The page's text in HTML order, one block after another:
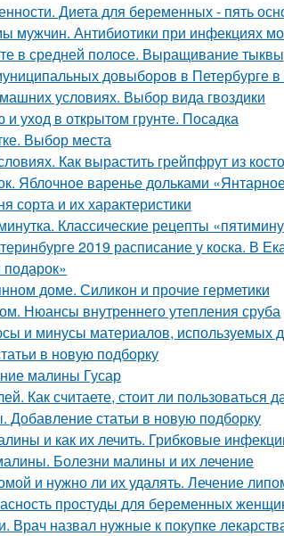
Диета для беременных - пять
мужчин. Антибиотики при инфекциях
в средней полосе. Выращивание тыквы
довыборов в Петербурге в
условиях. Выбор вида гвоздики
и уход в открытом грунте. Посадка
Выбор места
Как вырастить грейпфрут из
Яблочное варенье дольками
сорта и их характеристики
Классические рецепты
2019 расписание у коска. В
доме. Силикон и прочие герметики
Нюансы внутреннего утепления сруба
и минусы материалов, используемых
в новую подборку
малины Гусар
Как считаете, стоит ли пользоваться
статьи в новую подборку
и как их лечить. Грибковые
Болезни малины и их лечение
и нужно ли их удалять. Лечение
простуды для беременных
Врач назвал нужные к покупке